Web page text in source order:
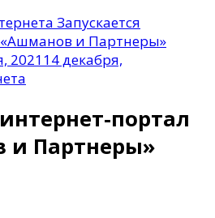
Запускается
«Ашманов и Партнеры»
202114 декабря,
портал
и Партнеры»